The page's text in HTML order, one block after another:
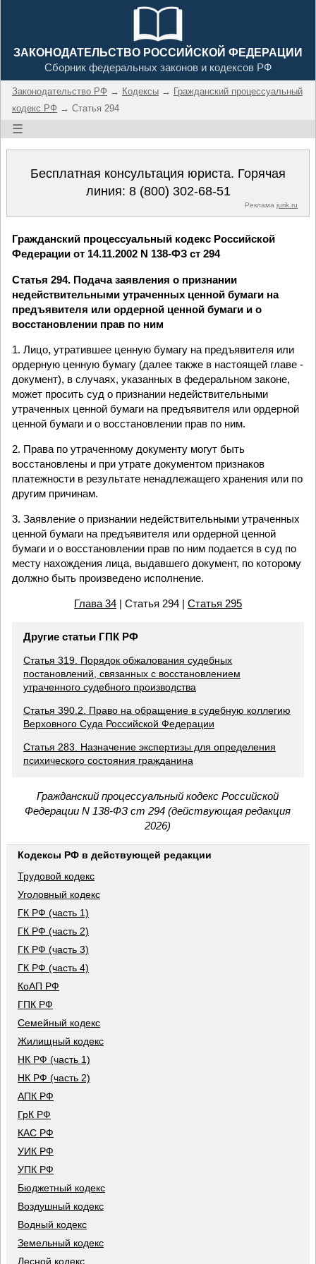
ЗАКОНОДАТЕЛЬСТВО РОССИЙСКОЙ ФЕДЕРАЦИИ
Сборник федеральных законов и кодексов РФ
Законодательство РФ → Кодексы → Гражданский процессуальный
кодекс РФ → Статья 294
☰
Бесплатная консультация юриста. Горячая
линия: 8 (800) 302-68-51
Реклама jurik.ru
Гражданский процессуальный кодекс Российской
Федерации от 14.11.2002 N 138-ФЗ ст 294
Статья 294. Подача заявления о признании
недействительными утраченных ценной бумаги на
предъявителя или ордерной ценной бумаги и о
восстановлении прав по ним
1. Лицо, утратившее ценную бумагу на предъявителя или
ордерную ценную бумагу (далее также в настоящей главе -
документ), в случаях, указанных в федеральном законе,
может просить суд о признании недействительными
утраченных ценной бумаги на предъявителя или ордерной
ценной бумаги и о восстановлении прав по ним.
2. Права по утраченному документу могут быть
восстановлены и при утрате документом признаков
платежности в результате ненадлежащего хранения или по
другим причинам.
3. Заявление о признании недействительными утраченных
ценной бумаги на предъявителя или ордерной ценной
бумаги и о восстановлении прав по ним подается в суд по
месту нахождения лица, выдавшего документ, по которому
должно быть произведено исполнение.
Глава 34| Статья 294 | Статья 295
Другие статьи ГПК РФ
Статья 319. Порядок обжалования судебных
постановлений, связанных с восстановлением
утраченного судебного производства
Статья 390.2. Право на обращение в судебную коллегию
Верховного Суда Российской Федерации
Статья 283. Назначение экспертизы для определения
психического состояния гражданина
Гражданский процессуальный кодекс Российской
Федерации N 138-ФЗ ст 294 (действующая редакция
2026)
Кодексы РФ в действующей редакции
Трудовой кодекс
Уголовный кодекс
ГК РФ (часть 1)
ГК РФ (часть 2)
ГК РФ (часть 3)
ГК РФ (часть 4)
КоАП РФ
ГПК РФ
Семейный кодекс
Жилищный кодекс
НК РФ (часть 1)
НК РФ (часть 2)
АПК РФ
ГрК РФ
КАС РФ
УИК РФ
УПК РФ
Бюджетный кодекс
Воздушный кодекс
Водный кодекс
Земельный кодекс
Лесной кодекс